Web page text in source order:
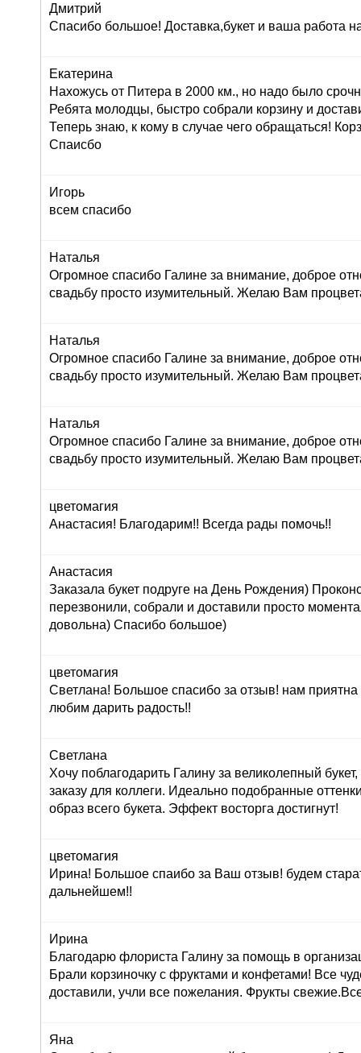
Дмитрий
Спасибо большое! Доставка,букет и ваша работа
Екатерина
Нахожусь от Питера в 2000 км., но надо было
Ребята молодцы, быстро собрали корзину и
Теперь знаю, к кому в случае чего обращаться!
Спаисбо
Игорь
всем спасибо
Наталья
Огромное спасибо Галине за внимание, доброе
свадьбу просто изумительный. Желаю Вам
Наталья
Огромное спасибо Галине за внимание, доброе
свадьбу просто изумительный. Желаю Вам
Наталья
Огромное спасибо Галине за внимание, доброе
свадьбу просто изумительный. Желаю Вам
цветомагия
Анастасия! Благодарим!! Всегда рады помочь!!
Анастасия
Заказала букет подруге на День Рождения)
перезвонили, собрали и доставили просто
довольна) Спасибо большое)
цветомагия
Светлана! Большое спасибо за отзыв! нам
любим дарить радость!!
Светлана
Хочу поблагодарить Галину за великолепный
заказу для коллеги. Идеально подобранные
образ всего букета. Эффект восторга достигнут!
цветомагия
Ирина! Большое спаибо за Ваш отзыв! будем
дальнейшем!!
Ирина
Благодарю флориста Галину за помощь в
Брали корзиночку с фруктами и конфетами! Все
доставили, учли все пожелания. Фрукты
Яна